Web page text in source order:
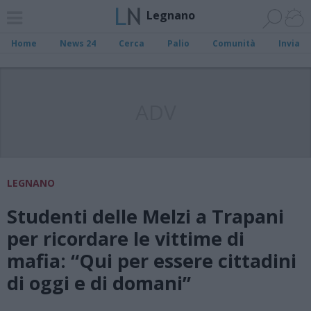
Legnano
Home News 24 Cerca Palio Comunità Invia
LEGNANO
Studenti delle Melzi a Trapani
per ricordare le vittime di
mafia: “Qui per essere cittadini
di oggi e di domani”